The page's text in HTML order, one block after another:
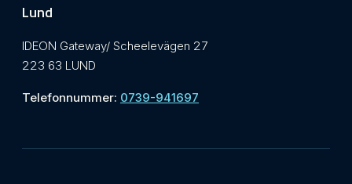
Lund
IDEON Gateway/ Scheelevägen 27
223 63 LUND
Telefonnummer: 0739-941697